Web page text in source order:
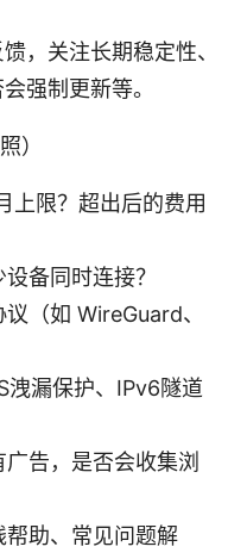
，关注长期稳定性、
强制更新等。
）
上限？超出后的费用
备同时连接？
（如 WireGuard、
洩漏保护、IPv6隧道
告，是否会收集浏
助、常见问题解